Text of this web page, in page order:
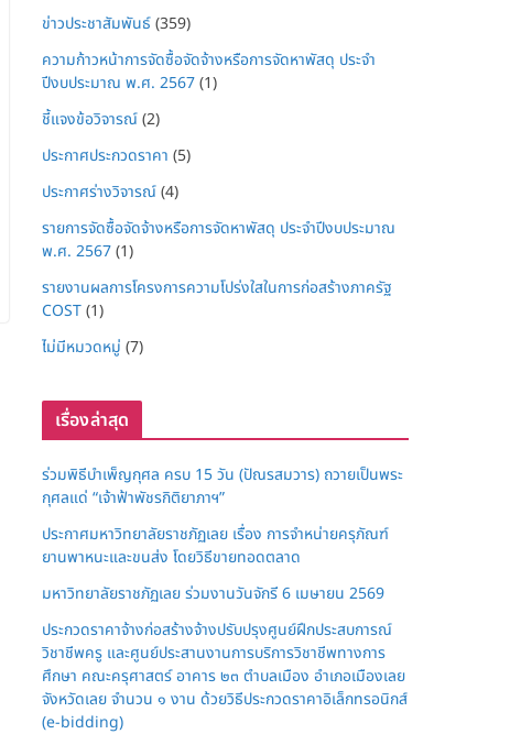
ข่าวประชาสัมพันธ์(359)
ความก้าวหน้าการจัดซื้อจัดจ้างหรือการจัดหาพัสดุ ประจำ
ปีงบประมาณ พ.ศ. 2567(1)
ชี้แจงข้อวิจารณ์(2)
ประกาศประกวดราคา (5)
ประกาศร่างวิจารณ์(4)
รายการจัดซื้อจัดจ้างหรือการจัดหาพัสดุ ประจำปีงบประมาณ
พ.ศ. 2567(1)
รายงานผลการโครงการความโปร่งใสในการก่อสร้างภาครัฐ
COST(1)
ไม่มีหมวดหมู่ (7)
เรื่องล่าสุด
ร่วมพิธีบำเพ็ญกุศล ครบ 15 วัน (ปัณรสมวาร) ถวายเป็นพระ
กุศลแด่ “เจ้าฟ้าพัชรกิติยาภาฯ”
ประกาศมหาวิทยาลัยราชภัฏเลย เรื่อง การจำหน่ายครุภัณฑ์
ยานพาหนะและขนส่ง โดยวิธีขายทอดตลาด
มหาวิทยาลัยราชภัฏเลย ร่วมงานวันจักรี 6 เมษายน 2569
ประกวดราคาจ้างก่อสร้างจ้างปรับปรุงศูนย์ฝึกประสบการณ์
วิชาชีพครู และศูนย์ประสานงานการบริการวิชาชีพทางการ
ศึกษา คณะครุศาสตร์ อาคาร ๒๓ ตำบลเมือง อำเภอเมืองเลย
จังหวัดเลย จำนวน ๑ งาน ด้วยวิธีประกวดราคาอิเล็กทรอนิกส์
(e-bidding)